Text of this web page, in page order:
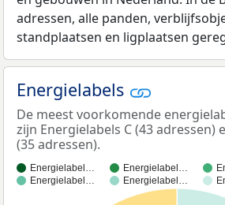
adressen, alle panden,
standplaatsen en ligplaatsen
Energielabels
De meest voorkomende
zijn Energielabels C (43 adressen)
(35 adressen).
Energielabel… Energielabel…
Energielabel…
Energielabel…